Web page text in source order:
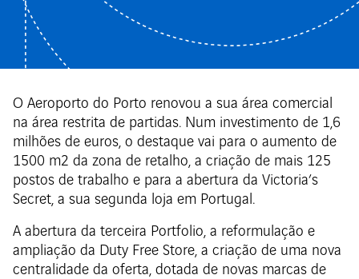
O Aeroporto do Porto renovou a sua área comercial
na área restrita de partidas. Num investimento de 1,6
milhões de euros, o destaque vai para o aumento de
1500 m2 da zona de retalho, a criação de mais 125
postos de trabalho e para a abertura da Victoria’s
Secret, a sua segunda loja em Portugal.
A abertura da terceira Portfolio, a reformulação e
ampliação da Duty Free Store, a criação de uma nova
centralidade da oferta, dotada de novas marcas de